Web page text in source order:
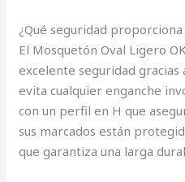
¿Qué seguridad
El Mosquetón Oval Ligero
excelente seguridad gracias
evita cualquier enganche
con un perfil en H que
sus marcados están
que garantiza una larga